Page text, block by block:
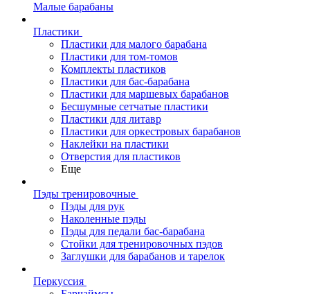
Малые барабаны
Пластики
Пластики для малого барабана
Пластики для том-томов
Комплекты пластиков
Пластики для бас-барабана
Пластики для маршевых барабанов
Бесшумные сетчатые пластики
Пластики для литавр
Пластики для оркестровых барабанов
Наклейки на пластики
Отверстия для пластиков
Еще
Пэды тренировочные
Пэды для рук
Наколенные пэды
Пэды для педали бас-барабана
Стойки для тренировочных пэдов
Заглушки для барабанов и тарелок
Перкуссия